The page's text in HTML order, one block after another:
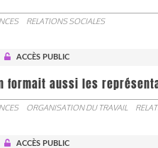
RELATIONS SOCIALES
ACCÈS PUBLIC
formait aussi les
ORGANISATION DU TRAVAIL
ACCÈS PUBLIC